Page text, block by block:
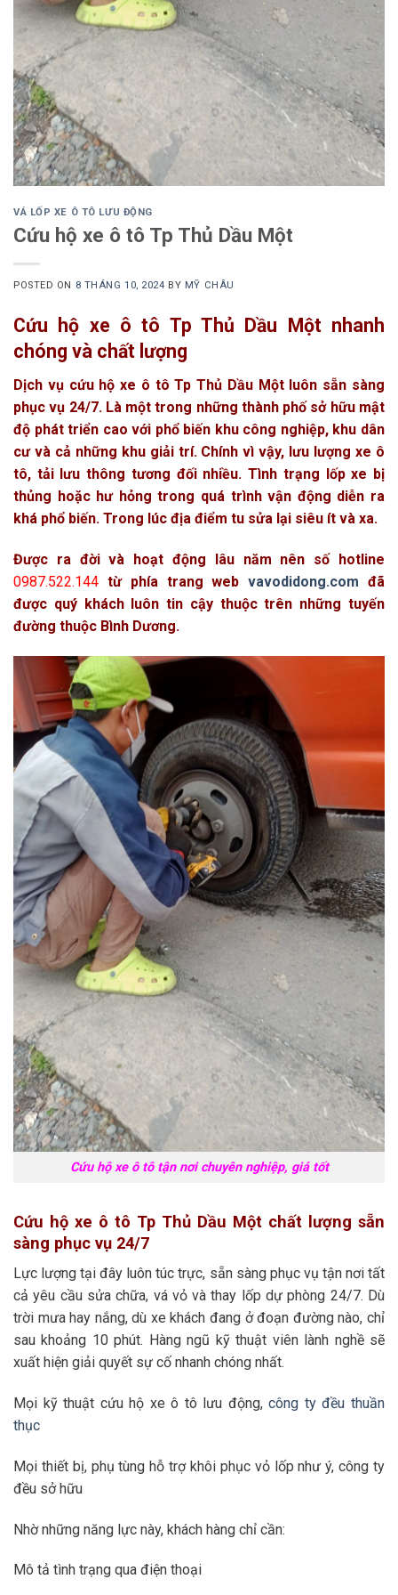
VÁ LỐP XE Ô TÔ LƯU ĐỘNG
Cứu hộ xe ô tô Tp Thủ Dầu Một
POSTED ON 8 THÁNG 10, 2024 BY MỸ CHÂU
Cứu hộ xe ô tô Tp Thủ Dầu Một nhanh
chóng và chất lượng
Dịch vụ cứu hộ xe ô tô Tp Thủ Dầu Một luôn sẵn sàng
phục vụ 24/7. Là một trong những thành phố sở hữu mật
độ phát triển cao với phổ biến khu công nghiệp, khu dân
cư và cả những khu giải trí. Chính vì vậy, lưu lượng xe ô
tô, tải lưu thông tương đối nhiều. Tình trạng lốp xe bị
thủng hoặc hư hỏng trong quá trình vận động diễn ra
khá phổ biến. Trong lúc địa điểm tu sửa lại siêu ít và xa.
Được ra đời và hoạt động lâu năm nên số hotline
0987.522.144 từ phía trang webvavodidong.com đã
được quý khách luôn tin cậy thuộc trên những tuyến
đường thuộc Bình Dương.
Cứu hộ xe ô tô tận nơi chuyên nghiệp, giá tốt
Cứu hộ xe ô tô Tp Thủ Dầu Một chất lượng sẵn
sàng phục vụ 24/7
Lực lượng tại đây luôn túc trực, sẵn sàng phục vụ tận nơi tất
cả yêu cầu sửa chữa, vá vỏ và thay lốp dự phòng 24/7. Dù
trời mưa hay nắng, dù xe khách đang ở đoạn đường nào, chỉ
sau khoảng 10 phút. Hàng ngũ kỹ thuật viên lành nghề sẽ
xuất hiện giải quyết sự cố nhanh chóng nhất.
Mọi kỹ thuật cứu hộ xe ô tô lưu động,công ty đều thuần
thục
Mọi thiết bị, phụ tùng hỗ trợ khôi phục vỏ lốp như ý, công ty
đều sở hữu
Nhờ những năng lực này, khách hàng chỉ cần:
Mô tả tình trạng qua điện thoại